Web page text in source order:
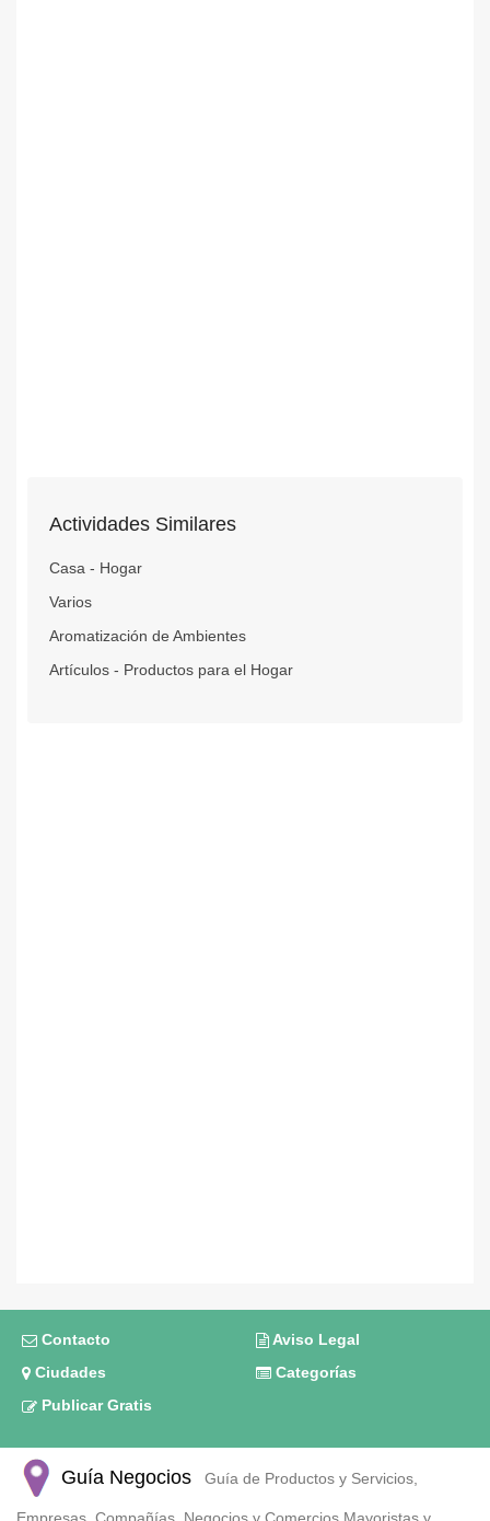
Actividades Similares
Casa - Hogar
Varios
Aromatización de Ambientes
Artículos - Productos para el Hogar
Contacto
Aviso Legal
Ciudades
Categorías
Publicar Gratis
Guía Negocios Guía de Productos y Servicios,
Empresas, Compañías, Negocios y Comercios Mayoristas y